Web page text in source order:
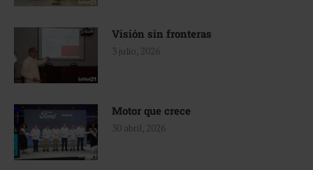
Visión sin fronteras
3 julio, 2026
Motor que crece
30 abril, 2026